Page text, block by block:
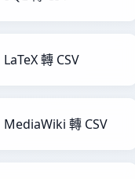
LaTeX 轉 CSV
MediaWiki 轉 CSV